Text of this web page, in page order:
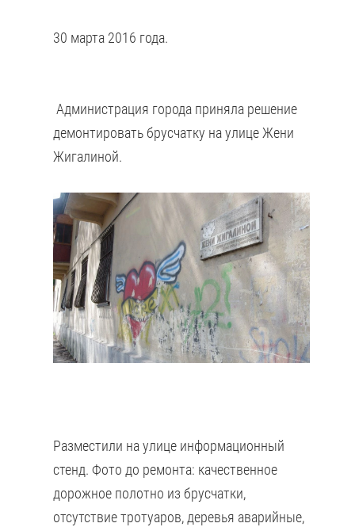
30 марта 2016 года.
Администрация города приняла решение
демонтировать брусчатку на улице Жени
Жигалиной.
Разместили на улице информационный
стенд. Фото до ремонта: качественное
дорожное полотно из брусчатки,
отсутствие тротуаров, деревья аварийные,